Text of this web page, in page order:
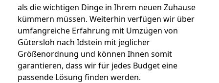
als die wichtigen Dinge in Ihrem neuen Zuhause
kümmern müssen. Weiterhin verfügen wir über
umfangreiche Erfahrung mit Umzügen von
Gütersloh nach Idstein mit jeglicher
Größenordnung und können Ihnen somit
garantieren, dass wir für jedes Budget eine
passende Lösung finden werden.